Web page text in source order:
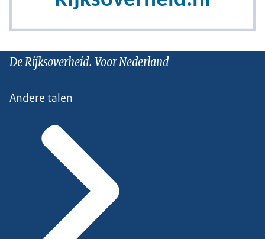
De Rijksoverheid. Voor Nederland
Andere talen